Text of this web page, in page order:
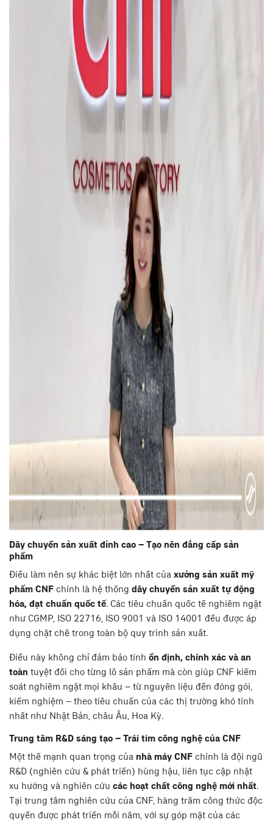
Dây chuyền sản xuất đỉnh cao – Tạo nên đẳng cấp sản
phẩm
Điều làm nên sự khác biệt lớn nhất của xưởng sản xuất mỹ
phẩm CNF chính là hệ thống dây chuyền sản xuất tự động
hóa, đạt chuẩn quốc tế. Các tiêu chuẩn quốc tế nghiêm ngặt
như CGMP, ISO 22716, ISO 9001 và ISO 14001 đều được áp
dụng chặt chẽ trong toàn bộ quy trình sản xuất.
Điều này không chỉ đảm bảo tính ổn định, chính xác và an
toàn tuyệt đối cho từng lô sản phẩm mà còn giúp CNF kiểm
soát nghiêm ngặt mọi khâu – từ nguyên liệu đến đóng gói,
kiểm nghiệm – theo tiêu chuẩn của các thị trường khó tính
nhất như Nhật Bản, châu Âu, Hoa Kỳ.
Trung tâm R&D sáng tạo – Trái tim công nghệ của CNF
Một thế mạnh quan trọng của nhà máy CNF chính là đội ngũ
R&D (nghiên cứu & phát triển) hùng hậu, liên tục cập nhật
xu hướng và nghiên cứu các hoạt chất công nghệ mới nhất.
Tại trung tâm nghiên cứu của CNF, hàng trăm công thức độc
quyền được phát triển mỗi năm, với sự góp mặt của các